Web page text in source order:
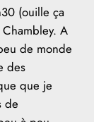
(ouille ça
A
de monde
des
que je
de